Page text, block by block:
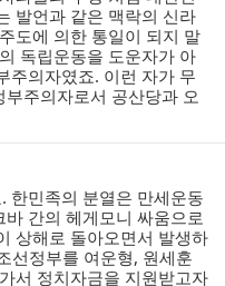
발언과 같은 맥락의 신라
도에 의한 통일이 되지 말
독립운동을 도운자가 아
주의자였죠. 이런 자가 무
주의자로서 공산당과 오
한민족의 분열은 만세운동
간의 헤게모니 싸움으로
상해로 돌아오면서 발생하
선정부를 여운형, 원세훈
서 정치자금을 지원받고자